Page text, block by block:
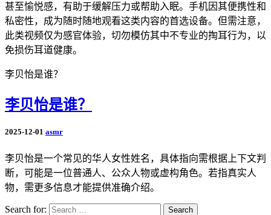
甚至愉悦感，有助于缓解压力或帮助入眠。手机因其便携性和
私密性，成为随时随地观看这类内容的首选设备。但需注意，
此类视频仅为感官体验，切勿模仿其中不专业的掏耳行为，以
免损伤耳道健康。
李贝怡是谁？
李贝怡是谁？
2025-12-01 asmr
李贝怡是一个常见的华人女性姓名，具体指向需根据上下文判
断，可能是一位普通人、公众人物或虚构角色。若指真实人
物，需更多信息才能提供准确介绍。
Search for: Search